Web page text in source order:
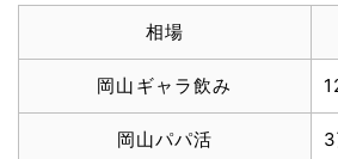
相場
岡山ギャラ飲み
岡山パパ活